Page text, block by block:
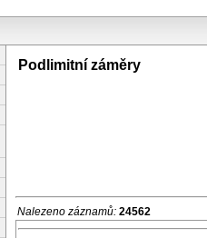
Podlimitní záměry
Nalezeno záznamů: 24562